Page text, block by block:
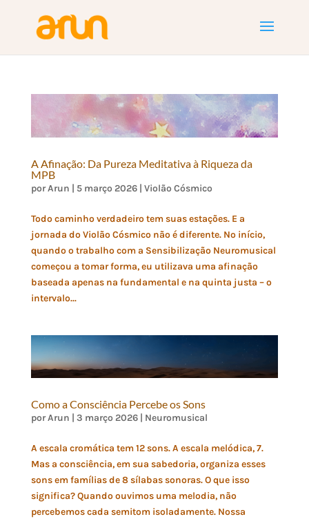
A Afinação: Da Pureza Meditativa à Riqueza da
MPB
porArun | 5 março 2026| Violão Cósmico
Todo caminho verdadeiro tem suas estações. E a
jornada do Violão Cósmico não é diferente. No início,
quando o trabalho com a Sensibilização Neuromusical
começou a tomar forma, eu utilizava uma afinação
baseada apenas na fundamental e na quinta justa – o
intervalo...
Como a Consciência Percebe os Sons
porArun | 3 março 2026| Neuromusical
A escala cromática tem 12 sons. A escala melódica, 7.
Mas a consciência, em sua sabedoria, organiza esses
sons em famílias de 8 sílabas sonoras. O que isso
significa? Quando ouvimos uma melodia, não
percebemos cada semitom isoladamente. Nossa